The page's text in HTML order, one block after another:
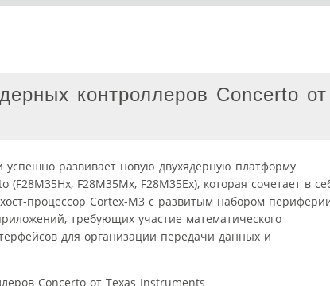
контроллеров Concerto от
развивает новую двухядерную платформу
F28M35Mx, F28M35Ex), которая сочетает в
процессор Cortex-M3 с развитым набором
требующих участие математического
для организации передачи данных и